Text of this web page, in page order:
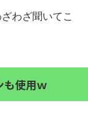
わざ聞いてこ
も使用ｗ